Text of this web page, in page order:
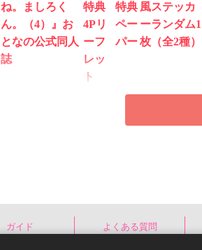
ね。ましろく
ん。（4）』お
となの公式同人
誌
特典
4Pリ
ーフ
レッ
ト
特典
ペー
パー
風ステッカ
ーランダム1
枚（全2種）
ガイド よくある質問